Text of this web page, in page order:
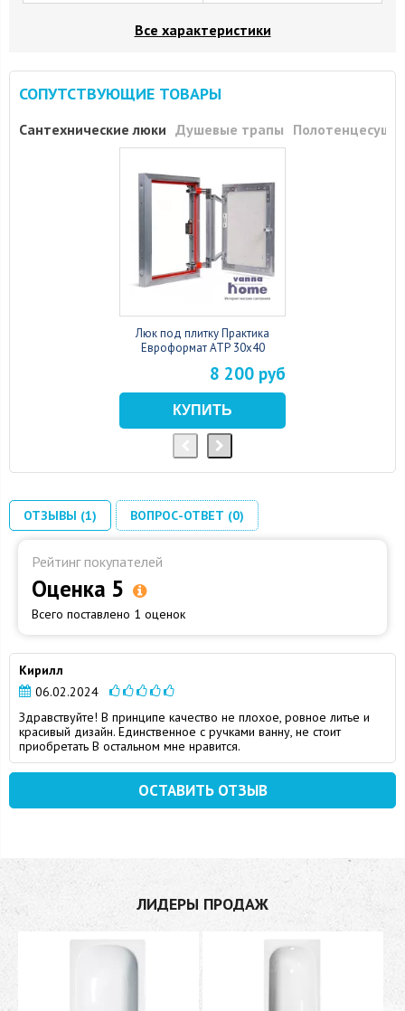
Все характеристики
СОПУТСТВУЮЩИЕ ТОВАРЫ
Сантехнические люки Душевые трапы
Люк под плитку Практика
Евроформат АТР 30x40
8 200 руб
ОТЗЫВЫ (1) ВОПРОС-ОТВЕТ (0)
Рейтинг покупателей
Оценка 5
Всего поставлено 1 оценок
Кирилл
06.02.2024
Здравствуйте! В принципе качество не плохое, ровное литье и
красивый дизайн. Единственное с ручками ванну, не стоит
приобретать В остальном мне нравится.
ОСТАВИТЬ ОТЗЫВ
ЛИДЕРЫ ПРОДАЖ